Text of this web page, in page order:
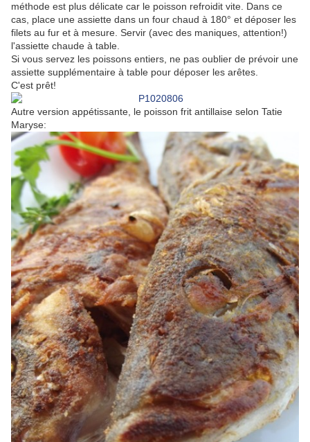
méthode est plus délicate car le poisson refroidit vite. Dans ce
cas, place une assiette dans un four chaud à 180° et déposer les
filets au fur et à mesure. Servir (avec des maniques, attention!)
l'assiette chaude à table.
Si vous servez les poissons entiers, ne pas oublier de prévoir une
assiette supplémentaire à table pour déposer les arêtes.
C'est prêt!
Autre version appétissante, le poisson frit antillaise selon Tatie
Maryse: